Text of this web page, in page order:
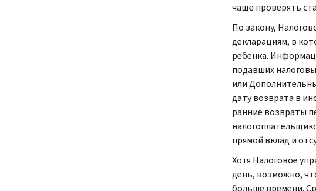
чаще проверять
По закону,
декларациям, в
ребенка.
подавших
или
дату возврата в
ранние возвраты
прямой вклад и
Хотя Налоговое
день, возможно,
больше времени.